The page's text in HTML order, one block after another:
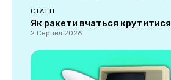
СТАТТІ
Як ракети вчаться крутитися
2 Серпня 2026